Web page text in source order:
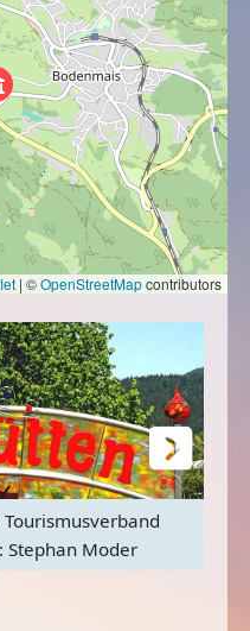
| ©OpenStreetMapcontributors
Stephan Moder